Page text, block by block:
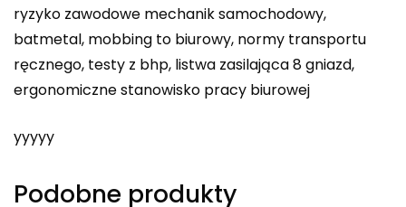
ryzyko zawodowe mechanik samochodowy,
batmetal, mobbing to biurowy, normy transportu
ręcznego, testy z bhp, listwa zasilająca 8 gniazd,
ergonomiczne stanowisko pracy biurowej
yyyyy
Podobne produkty